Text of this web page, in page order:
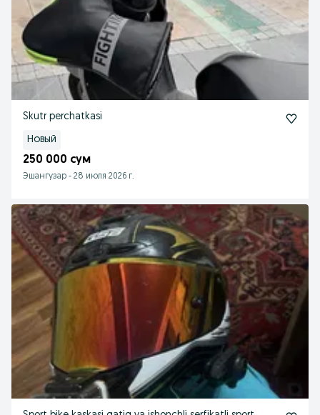
Skutr perchatkasi
Новый
250 000 сум
Эшангузар - 28 июля 2026 г.